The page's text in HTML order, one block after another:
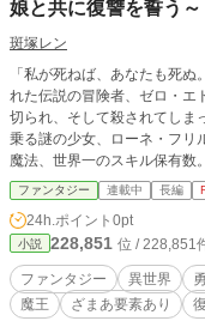
娘と共に復讐を誓う～
斑塚レン
「私が死ねば、あなたも死ぬ。つま
れた伝説の冒険者、ゼロ・エ
切られ、そして殺されてしまった。 しかし、自らを魔族と人類
乗る謎の少女、ローネ・フリルによっ
魔法、世界一のスキル保有数
が、復讐心だけは人一倍。
しにされた魔王の娘、ローネ
そんな復讐に囚われる二人
ずスキルを持たないゼロ。
ゼロはとあることに気づく。 「スキルが……増えてやがる……！」 死ねば死
ぬほど、スキルが増える『
ながら復讐を目指し、やがて
ファンタジー 連載中 長編
24h.ポイント 0pt
小説 228,851 位 / 228,851
ファンタジー 異世界
魔王
ざまあ要素あり